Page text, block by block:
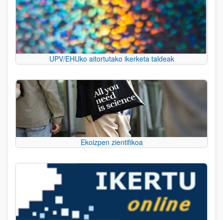
UPV/EHUko aitortutako ikerketa taldeak
Ekoizpen zientifikoa